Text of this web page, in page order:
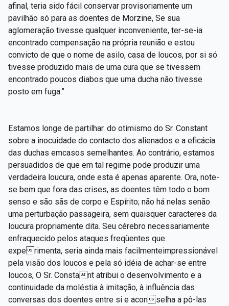
afinal, teria sido fácil conservar provisoriamente um
pavilhão só para as doentes de Morzine, Se sua
aglomeração tivesse qualquer inconveniente, ter-se-ia
encontrado compensação na própria reunião e estou
convicto de que o nome de asilo, casa de loucos, por si só
tivesse produzido mais de uma cura que se tivessem
encontrado poucos diabos que uma ducha não tivesse
posto em fuga.”
Estamos longe de partilhar. do otimismo do Sr. Constant
sobre a inocuidade do contacto dos alienados e a eficácia
das duchas emcasos semelhantes. Ao contrário, estamos
persuadidos de que em tal regime pode produzir uma
verdadeira loucura, onde esta é apenas aparente. Ora, note-
se bem que fora das crises, as doentes têm todo o bom
senso e são sãs de corpo e Espírito; não há nelas senão
uma perturbação passageira, sem quaisquer caracteres da
loucura propriamente dita. Seu cérebro necessariamente
enfraquecido pelos ataques freqüentes que
experimenta, seria ainda mais facilmenteimpressionável
pela visão dos loucos e pela só idéia de achar-se entre
loucos, O Sr. Constant atribui o desenvolvimento e a
continuidade da moléstia à imitação, à influência das
conversas dos doentes entre si e aconselha a pô-las